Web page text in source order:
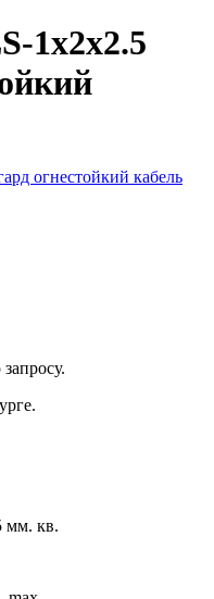
1х2х2.5
мм. кв.